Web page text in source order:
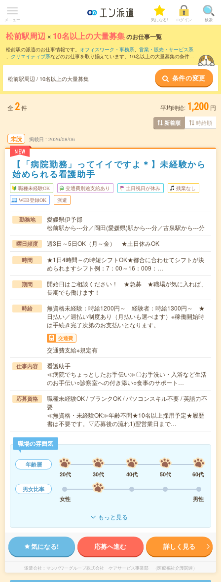
メニュー 気になる! ログイン 検索
松前駅周辺 × 10名以上の大量募集のお仕事一覧
松前駅の派遣のお仕事情報です。 オフィスワーク・事務系、 営業・販売・サービス系
、 クリエイティブ系などのお仕事を取り揃えています。10名以上の大量募集の条件の
松前駅周辺 / 10名以上の大量募集 条件の変更
全 2件 平均時給: 1,200 円
新着順 時給順
未読
NEW
掲載日 2026/08/06
【「病院勤務」ってイイですよ＊】未経験から
始められる看護助手
職種未経験OK 交通費別途支給あり 土日祝日が休み 残業なし
WEB登録OK 派遣
勤務地
愛媛県伊予郡
松前駅から---分／岡田(愛媛県)駅から---分／古泉駅から---分
曜日頻度 週3日～5日OK（月～金） ★土日休みOK
時間
★1日4時間～の時短シフトOK★都合に合わせてシフトが決
められますシフト例：7：00～16：009：…
期間
開始日はご相談ください！ ★急募 ★職場が気に入れば、
長期でも働けます！
時給
無資格未経験：時給1200円～ 経験者：時給1300円～ ★
日払い／週払い制度あり（月払いも選べます）※稼働開始時
は手続き完了次第のお支払いとなります。
交通費
交通費支給※規定有
仕事内容
看護助手
≪病院でちょっとしたお手伝い≫〇お手洗い・入浴など生活
のお手伝い○診察室への付き添い○食事のサポート…
応募資格
職種未経験OK / ブランクOK / パソコンスキル不要 / 英語力不
要
≪無資格・未経験OK≫年齢不問★10名以上採用予定★履歴
書は不要です。▽応募後の流れ1)翌営業日まで…
職場の雰囲気
年齢層
20代
30代 40代 50代
60代
男女比率
女性
男性
もっと見る
気になる! 応募へ進む 詳しく見る
派遣会社 マンパワーグループ株式会社 ケアサービス事業部 （医療福祉介護関連）